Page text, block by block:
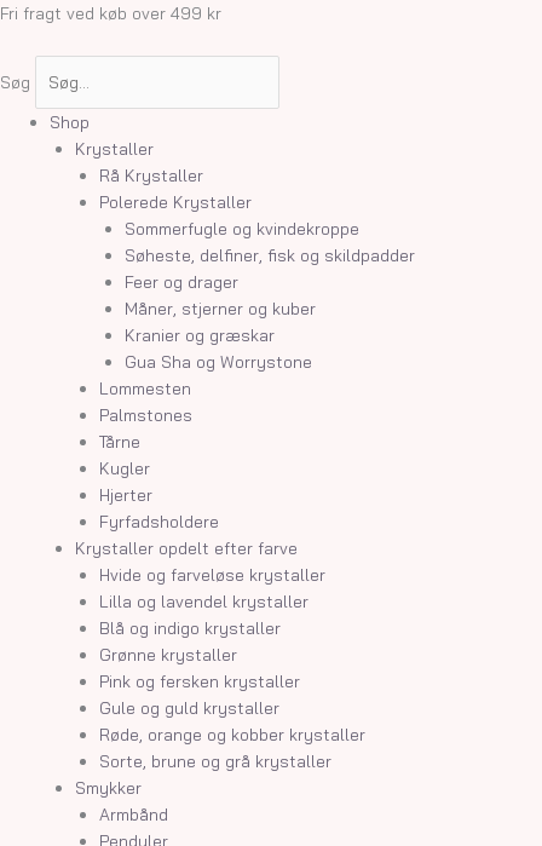
Gå
Fri fragt ved køb over 499 kr
Søg
Shop
Krystaller
Rå Krystaller
Polerede Krystaller
Sommerfugle og kvindekroppe
Søheste, delfiner, fisk og skildpadder
Feer og drager
Måner, stjerner og kuber
Kranier og græskar
Gua Sha og Worrystone
Lommesten
Palmstones
Tårne
Kugler
Hjerter
Fyrfadsholdere
Krystaller opdelt efter farve
Hvide og farveløse krystaller
Lilla og lavendel krystaller
Blå og indigo krystaller
Grønne krystaller
Pink og fersken krystaller
Gule og guld krystaller
Røde, orange og kobber krystaller
Sorte, brune og grå krystaller
Smykker
Armbånd
Penduler